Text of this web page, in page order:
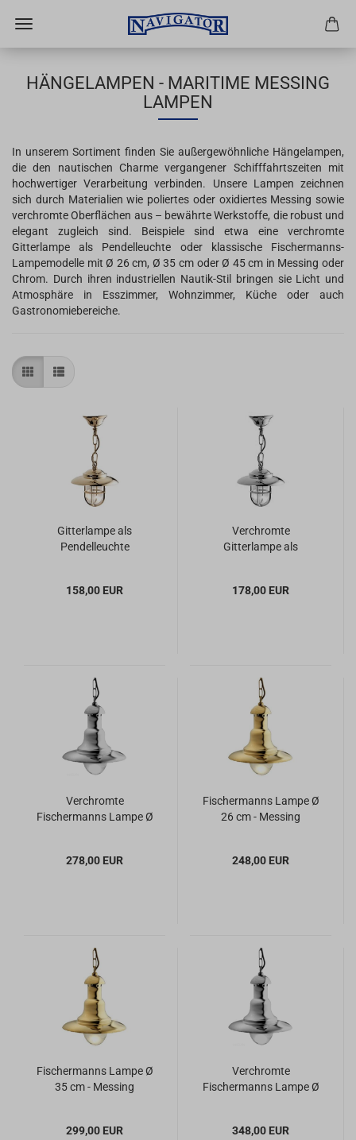
HÄNGELAMPEN - MARITIME MESSING
LAMPEN
In unserem Sortiment finden Sie außergewöhnliche Hängelampen,
die den nautischen Charme vergangener Schifffahrtszeiten mit
hochwertiger Verarbeitung verbinden. Unsere Lampen zeichnen
sich durch Materialien wie poliertes oder oxidiertes Messing sowie
verchromte Oberflächen aus – bewährte Werkstoffe, die robust und
elegant zugleich sind. Beispiele sind etwa eine verchromte
Gitterlampe als Pendelleuchte oder klassische Fischermanns-
Lampemodelle mit Ø 26 cm, Ø 35 cm oder Ø 45 cm in Messing oder
Chrom. Durch ihren industriellen Nautik-Stil bringen sie Licht und
Atmosphäre in Esszimmer, Wohnzimmer, Küche oder auch
Gastronomiebereiche.
Gitterlampe als
Pendelleuchte
158,00 EUR
Verchromte
Gitterlampe als
178,00 EUR
Verchromte
Fischermanns Lampe Ø
278,00 EUR
Fischermanns Lampe Ø
26 cm - Messing
248,00 EUR
Fischermanns Lampe Ø
35 cm - Messing
299,00 EUR
Verchromte
Fischermanns Lampe Ø
348,00 EUR